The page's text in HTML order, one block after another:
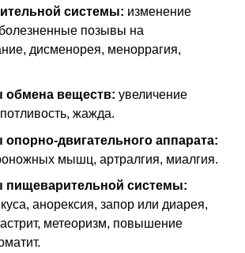
системы: изменение
позывы на
дисменорея, меноррагия,
обмена веществ: увеличение
жажда.
двигательного аппарата:
мышц, артралгия, миалгия.
пищеварительной системы:
анорексия, запор или диарея,
метеоризм, повышение